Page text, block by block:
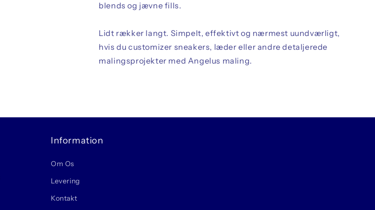
blends og jævne fills.
Lidt rækker langt. Simpelt, effektivt og nærmest uundværligt,
hvis du customizer sneakers, læder eller andre detaljerede
malingsprojekter med Angelus maling.
Information
Om Os
Levering
Kontakt